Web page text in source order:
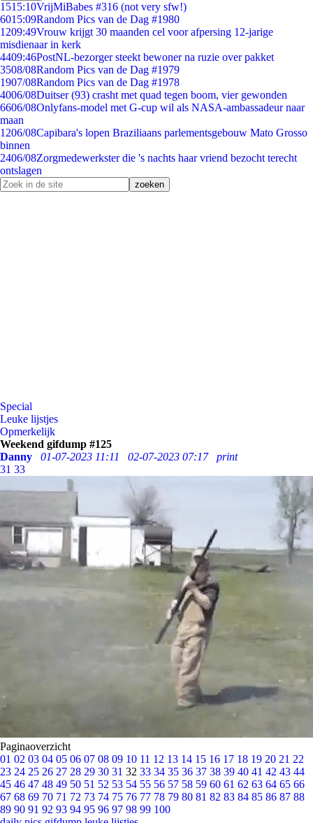
1515:10VrijMiBabes #316 (not very sfw!)
6015:09Random Pics van de Dag #1980
1209:49Vrouw krijgt 30 maanden cel voor afpersing 12-jarige
misdienaar in kerk
4409:46PostNL-bezorger steekt bewoner na ruzie over pakket
3508/08Random Pics van de Dag #1979
1907/08Random Pics van de Dag #1978
4006/08Duitser (93) crasht met quad tegen boom, vier gewonden
6606/08Onlyfans-model met G-cup wil als NASA-ambassadeur naar
maan
1206/08Capibara's lopen Braziliaans parlementsgebouw Mato Grosso
binnen
2406/08Zorgmedewerkster die 's nachts haar vriend bezocht terecht
ontslagen
Special
Leuke lijstjes
Opmerkelijk
Weekend gifdump #125
Danny
01-07-2023 11:11 02-07-2023 07:17
print
31 33
Paginaoverzicht
01 02 03 04 05 06 07 08 09 10 11 12 13 14 15 16 17 18 19 20 21 22
23 24 25 26 27 28 29 30 31 32 33 34 35 36 37 38 39 40 41 42 43 44
45 46 47 48 49 50 51 52 53 54 55 56 57 58 59 60 61 62 63 64 65 66
67 68 69 70 71 72 73 74 75 76 77 78 79 80 81 82 83 84 85 86 87 88
89 90 91 92 93 94 95 96 97 98 99 100